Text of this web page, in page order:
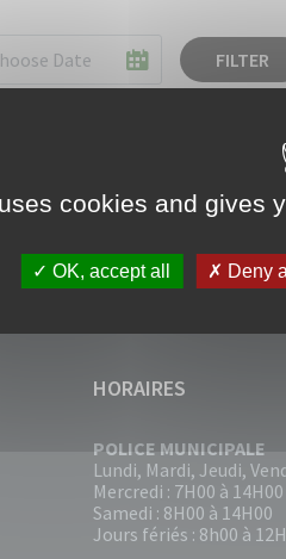
FILTER
HORAIRES
POLICE MUNICIPALE
Lundi, Mardi, Jeudi,
Mercredi : 7H00 à 14H00
Samedi : 8H00 à 14H00
Jours fériés : 8h00 à
cookies and gives
OK, accept all Deny